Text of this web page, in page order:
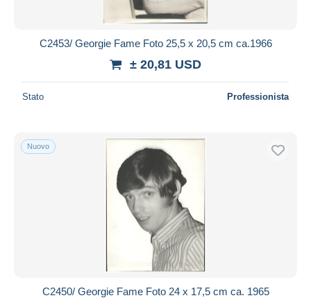
C2453/ Georgie Fame Foto 25,5 x 20,5 cm ca.1966
± 20,81 USD
Stato Professionista
Nuovo
C2450/ Georgie Fame Foto 24 x 17,5 cm ca. 1965